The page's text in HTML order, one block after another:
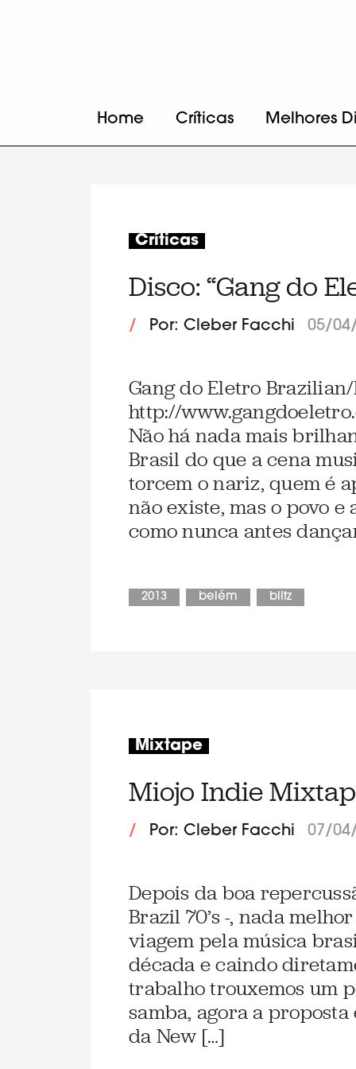
Home Críticas Melhores
Críticas
Disco: “Gang do
/ Por: Cleber Facchi 05/
Gang do Eletro
http://
Não há nada mais
Brasil do que a cena
torcem o nariz, quem é
não existe, mas o povo
como nunca antes
2013 belém blitz
Mixtape
Miojo Indie
/ Por: Cleber Facchi 07/
Depois da boa
Brazil 70’s -, nada
viagem pela música
década e caindo
trabalho trouxemos um
samba, agora a
da New […]